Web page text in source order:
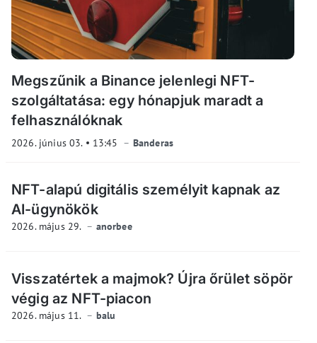
Megszűnik a Binance jelenlegi NFT-
szolgáltatása: egy hónapjuk maradt a
felhasználóknak
2026. június 03. 13:45 Banderas
NFT-alapú digitális személyit kapnak az
AI-ügynökök
2026. május 29. anorbee
Visszatértek a majmok? Újra őrület söpör
végig az NFT-piacon
2026. május 11. balu